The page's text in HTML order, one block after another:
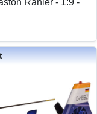
Rahier - 1:9 -